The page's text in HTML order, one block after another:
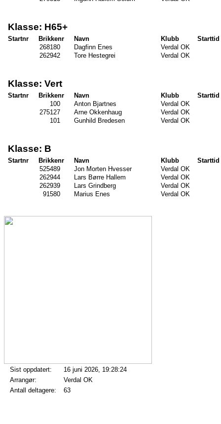
Klasse: H65+
Startnr Brikkenr Navn Klubb
Starttid
268180
Dagfinn Enes
Verdal OK
262942
Tore Hestegrei Verdal OK
Klasse: Vert
Startnr Brikkenr Navn Klubb
Starttid
100
Anton Bjartnes
Verdal OK
275127
Arne Okkenhaug
Verdal OK
101
Gunhild Bredesen Verdal OK
Klasse: B
Startnr Brikkenr Navn Klubb
Starttid
525489
Jon Morten Hvesser
Verdal OK
262944
Lars Børre Hallem
Verdal OK
262939
Lars Grindberg
Verdal OK
91580
Marius Enes Verdal OK
Sist oppdatert:
16 juni 2026, 19:28:24
Arrangør:
Verdal OK
Antall deltagere:
63